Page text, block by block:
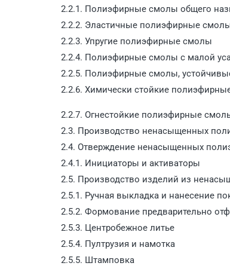
2.2.1. Полиэфирные смолы общего
2.2.2. Эластичные полиэфирные
2.2.3. Упругие полиэфирные смолы
2.2.4. Полиэфирные смолы с малой
2.2.5. Полиэфирные смолы,
2.2.6. Химически стойкие
2.2.7. Огнестойкие полиэфирные
2.3. Производство ненасыщенных
2.4. Отверждение ненасыщенных
2.4.1. Инициаторы и активаторы
2.5. Производство изделий из
2.5.1. Ручная выкладка и нанесение
2.5.2. Формование предварительно
2.5.3. Центробежное литье
2.5.4. Пултрузия и намотка
2.5.5. Штамповка